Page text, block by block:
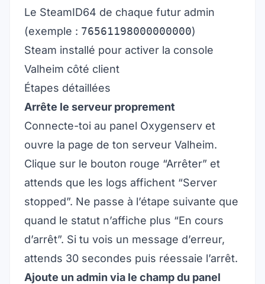
Le SteamID64 de chaque futur admin
(exemple : 76561198000000000)
Steam installé pour activer la console
Valheim côté client
Étapes détaillées
Arrête le serveur proprement
Connecte-toi au panel Oxygenserv et
ouvre la page de ton serveur Valheim.
Clique sur le bouton rouge “Arrêter” et
attends que les logs affichent “Server
stopped”. Ne passe à l’étape suivante que
quand le statut n’affiche plus “En cours
d’arrêt”. Si tu vois un message d’erreur,
attends 30 secondes puis réessaie l’arrêt.
Ajoute un admin via le champ du panel